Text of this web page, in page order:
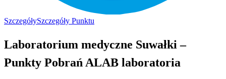
SzczegółySzczegóły Punktu
Laboratorium medyczne Suwałki –
Punkty Pobrań ALAB laboratoria